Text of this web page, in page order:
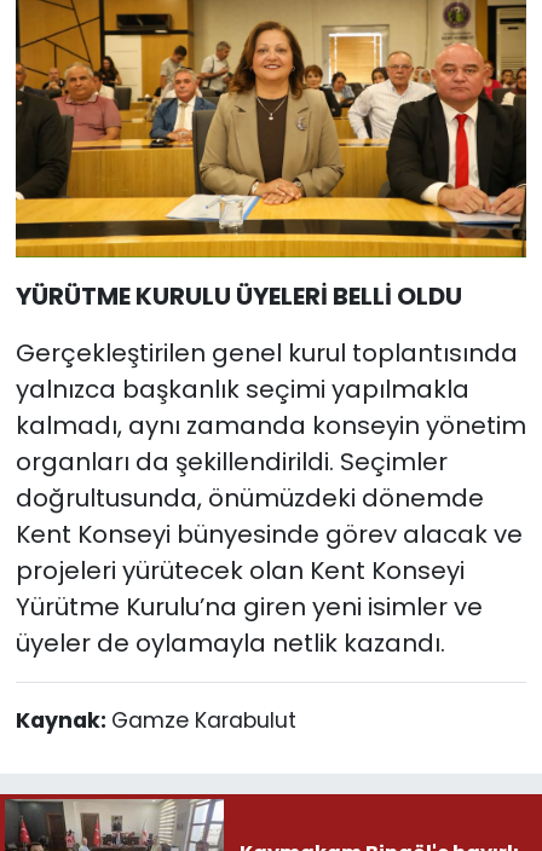
YÜRÜTME KURULU ÜYELERİ BELLİ OLDU
Gerçekleştirilen genel kurul toplantısında
yalnızca başkanlık seçimi yapılmakla
kalmadı, aynı zamanda konseyin yönetim
organları da şekillendirildi. Seçimler
doğrultusunda, önümüzdeki dönemde
Kent Konseyi bünyesinde görev alacak ve
projeleri yürütecek olan Kent Konseyi
Yürütme Kurulu’na giren yeni isimler ve
üyeler de oylamayla netlik kazandı.
Kaynak: Gamze Karabulut